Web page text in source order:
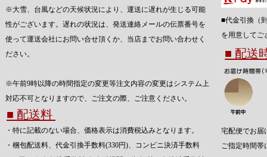
※大雪、台風などの天候状況により、運送に遅れが生じる可能
性がございます。遅れの状況は、発送連絡メールの伝票番号を
使って運送会社にお問い合せ頂くか、当店までお問い合わせく
ださい。
※午前9時以降の時間指定の変更等注文内容の変更はシステム上
対応不可となりますので、ご注文の際、ご注意ください。
■ 配送料
・特に記載のない場合、価格表示は消費税込みとなります。
・梱包配送料、代金引換手数料(330円)、コンビニ決済手数料
■代金引換（
を用意してご
■ 配送
宅配便でお届
ご指定時間帯